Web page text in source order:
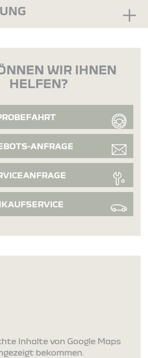
WIR IHNEN
HELFEN?
ANFRAGE
Inhalte von Google Maps
bekommen.